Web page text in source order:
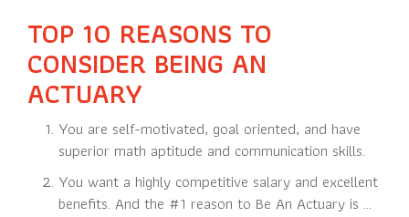
TOP 10 REASONS TO
CONSIDER BEING AN
ACTUARY
You are self-motivated, goal oriented, and have
superior math aptitude and communication skills.
You want a highly competitive salary and excellent
benefits. And the #1 reason to Be An Actuary is ...